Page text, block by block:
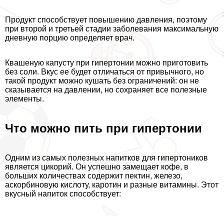
Продукт способствует повышению давления, поэтому
при второй и третьей стадии заболевания максимальную
дневную порцию определяет врач.
Квашеную капусту при гипертонии можно приготовить
без соли. Вкус ее будет отличаться от привычного, но
такой продукт можно кушать без ограничений: он не
сказывается на давлении, но сохраняет все полезные
элементы.
Что можно пить при гипертонии
Одним из самых полезных напитков для гипертоников
является цикорий. Он успешно замещает кофе, в
больших количествах содержит пектин, железо,
аскорбиновую кислоту, каротин и разные витамины. Этот
вкусный напиток способствует: